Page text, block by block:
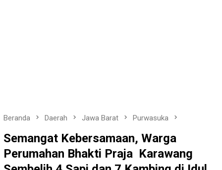
Beranda Daerah Jawa Barat Purwasuka
Semangat Kebersamaan, Warga
Perumahan Bhakti Praja Karawang